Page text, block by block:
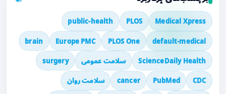
Medical Xpress
PLOS
public-health
default-medical
PLOS One
Europe PMC
brain
ScienceDaily Health سلامت عمومی surgery
CDC
PubMed
cancer سلامت روان